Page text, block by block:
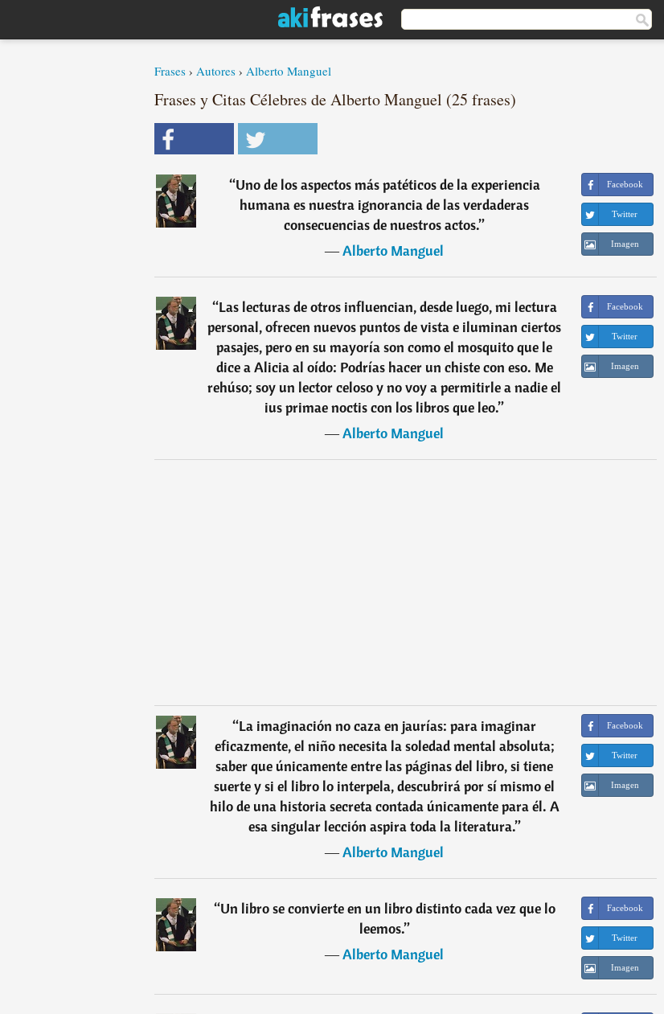
Frases › Autores › Alberto Manguel
Frases y Citas Célebres de Alberto Manguel (25 frases)
“Uno de los aspectos más patéticos de la experiencia
humana es nuestra ignorancia de las verdaderas
consecuencias de nuestros actos.”
―Alberto Manguel
Facebook
Twitter
Imagen
“Las lecturas de otros influencian, desde luego, mi lectura
personal, ofrecen nuevos puntos de vista e iluminan ciertos
pasajes, pero en su mayoría son como el mosquito que le
dice a Alicia al oído: Podrías hacer un chiste con eso. Me
rehúso; soy un lector celoso y no voy a permitirle a nadie el
ius primae noctis con los libros que leo.”
―Alberto Manguel
Facebook
Twitter
Imagen
“La imaginación no caza en jaurías: para imaginar
eficazmente, el niño necesita la soledad mental absoluta;
saber que únicamente entre las páginas del libro, si tiene
suerte y si el libro lo interpela, descubrirá por sí mismo el
hilo de una historia secreta contada únicamente para él. A
esa singular lección aspira toda la literatura.”
―Alberto Manguel
Facebook
Twitter
Imagen
“Un libro se convierte en un libro distinto cada vez que lo
leemos.”
―Alberto Manguel
Facebook
Twitter
Imagen